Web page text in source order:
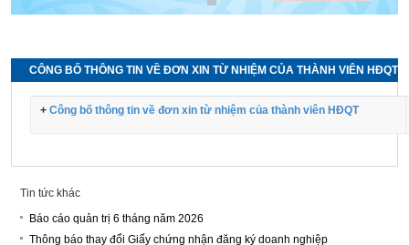
CÔNG BỐ THÔNG TIN VỀ ĐƠN XIN TỪ NHIỆM CỦA THÀNH VIÊN HĐQT
+ Công bố thông tin về đơn xin từ nhiệm của thành viên HĐQT
Tin tức khác
Báo cáo quản trị 6 tháng năm 2026
Thông báo thay đổi Giấy chứng nhận đăng ký doanh nghiệp